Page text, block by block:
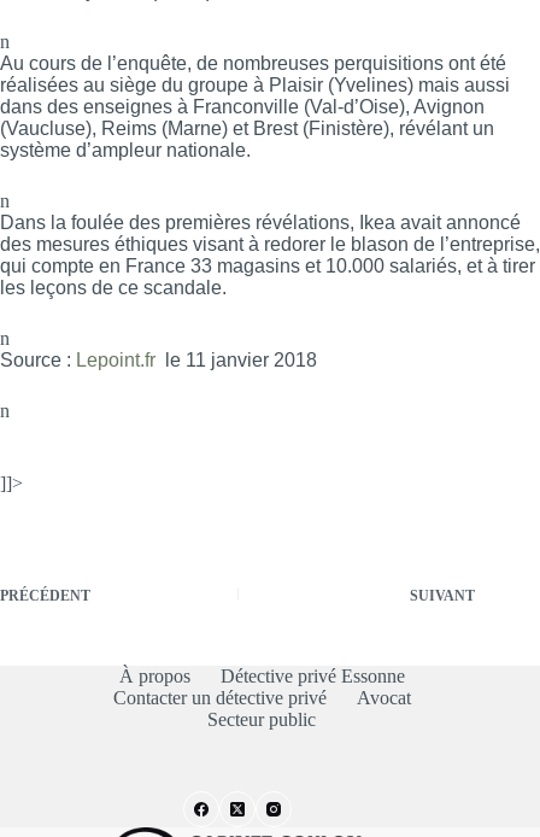
n
Au cours de l’enquête, de nombreuses perquisitions ont été
réalisées au siège du groupe à Plaisir (Yvelines) mais aussi
dans des enseignes à Franconville (Val-d’Oise), Avignon
(Vaucluse), Reims (Marne) et Brest (Finistère), révélant un
système d’ampleur nationale.
n
Dans la foulée des premières révélations, Ikea avait annoncé
des mesures éthiques visant à redorer le blason de l’entreprise,
qui compte en France 33 magasins et 10.000 salariés, et à tirer
les leçons de ce scandale.
n
Source : Lepoint.fr le 11 janvier 2018
n
]]>
PRÉCÉDENT SUIVANT
À propos
Détective privé Essonne
Contacter un détective privé
Avocat
Secteur public